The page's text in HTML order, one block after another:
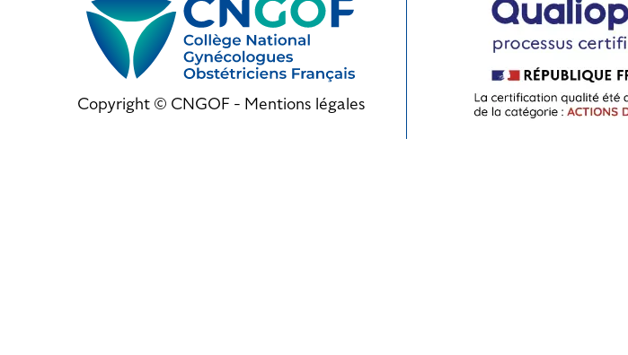
Copyright © CNGOF - Mentions légales